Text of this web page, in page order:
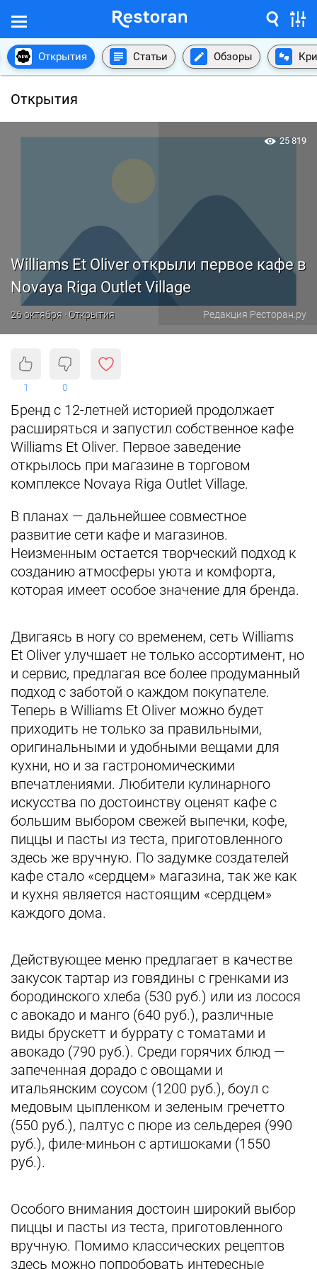
Открытия Статьи Обзоры
Открытия
Williams Et Oliver открыли первое кафе в
Novaya Riga Outlet Village
26 октября · Открытия Редакция Ресторан.ру
25 819
1 0
Бренд с 12-летней историей продолжает
расширяться и запустил собственное кафе
Williams Et Oliver. Первое заведение
открылось при магазине в торговом
комплексе Novaya Riga Outlet Village.
В планах — дальнейшее совместное
развитие сети кафе и магазинов.
Неизменным остается творческий подход к
созданию атмосферы уюта и комфорта,
которая имеет особое значение для бренда.
Двигаясь в ногу со временем, сеть Williams
Et Oliver улучшает не только ассортимент, но
и сервис, предлагая все более продуманный
подход с заботой о каждом покупателе.
Теперь в Williams Et Oliver можно будет
приходить не только за правильными,
оригинальными и удобными вещами для
кухни, но и за гастрономическими
впечатлениями. Любители кулинарного
искусства по достоинству оценят кафе с
большим выбором свежей выпечки, кофе,
пиццы и пасты из теста, приготовленного
здесь же вручную. По задумке создателей
кафе стало «сердцем» магазина, так же как
и кухня является настоящим «сердцем»
каждого дома.
Действующее меню предлагает в качестве
закусок тартар из говядины с гренками из
бородинского хлеба (530 руб.) или из лосося
с авокадо и манго (640 руб.), различные
виды брускетт и буррату с томатами и
авокадо (790 руб.). Среди горячих блюд —
запеченная дорадо с овощами и
итальянским соусом (1200 руб.), боул с
медовым цыпленком и зеленым гречетто
(550 руб.), палтус с пюре из сельдерея (990
руб.), филе-миньон с артишоками (1550
руб.).
Особого внимания достоин широкий выбор
пиццы и пасты из теста, приготовленного
вручную. Помимо классических рецептов
здесь можно попробовать интересные